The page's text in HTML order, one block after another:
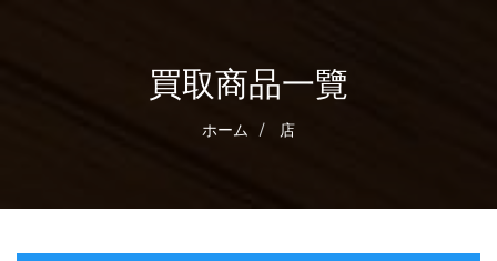
買取商品一覽
ホーム 店